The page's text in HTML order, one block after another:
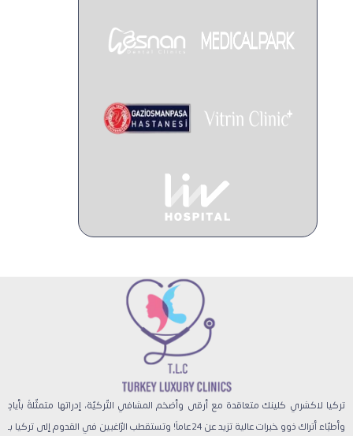
تركيا لاكشري كلينك متعاقدة مع أرقى وأضخم المشافي التّركيّة، إدراتها متمثّلةً بأيادٍ
وأطبّاء أتراك ذوو خبرات عالية تزيد عن 24 عاماً! وتستقطب الرّاغبين في القدوم إلى تركيا بـ